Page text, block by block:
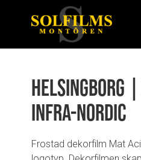
Helsingborg
Infra-Nordic
Frostad dekorfilm Mat